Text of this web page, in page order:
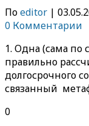
Поeditor |
0 Комментарии
1. Одна (сама по
правильно
долгосрочного
связанный
0